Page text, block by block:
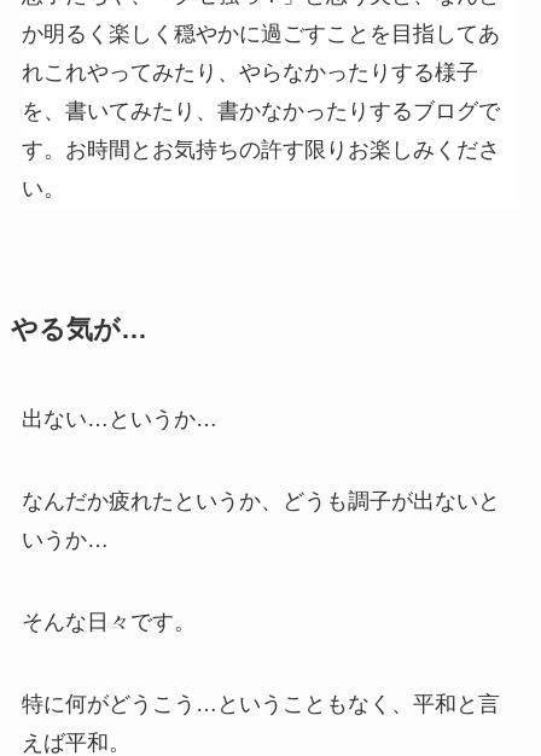
か明るく楽しく穏やかに過ごすことを目指してあ
れこれやってみたり、やらなかったりする様子
を、書いてみたり、書かなかったりするブログで
す。お時間とお気持ちの許す限りお楽しみくださ
い。
やる気が…
出ない…というか…
なんだか疲れたというか、どうも調子が出ないと
いうか…
そんな日々です。
特に何がどうこう…ということもなく、平和と言
えば平和。